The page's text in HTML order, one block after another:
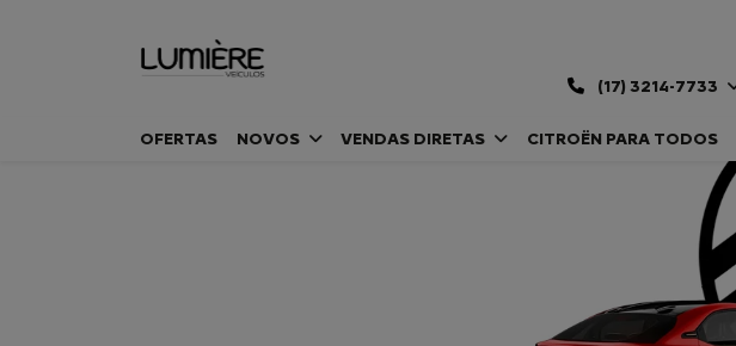
(17) 3214-7733
OFERTAS NOVOS VENDAS DIRETAS CITROËN PARA TODOS